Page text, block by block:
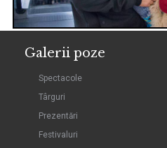
Galerii poze
Spectacole
Târguri
Prezentări
Festivaluri